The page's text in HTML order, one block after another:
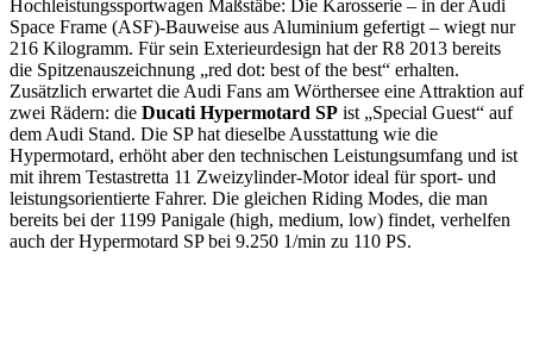
Hochleistungssportwagen Maßstäbe: Die Karosserie – in der Audi
Space Frame (ASF)-Bauweise aus Aluminium gefertigt – wiegt nur
216 Kilogramm. Für sein Exterieurdesign hat der R8 2013 bereits
die Spitzenauszeichnung „red dot: best of the best“ erhalten.
Zusätzlich erwartet die Audi Fans am Wörthersee eine Attraktion auf
zwei Rädern: die Ducati Hypermotard SP ist „Special Guest“ auf
dem Audi Stand. Die SP hat dieselbe Ausstattung wie die
Hypermotard, erhöht aber den technischen Leistungsumfang und ist
mit ihrem Testastretta 11 Zweizylinder-Motor ideal für sport- und
leistungsorientierte Fahrer. Die gleichen Riding Modes, die man
bereits bei der 1199 Panigale (high, medium, low) findet, verhelfen
auch der Hypermotard SP bei 9.250 1/min zu 110 PS.